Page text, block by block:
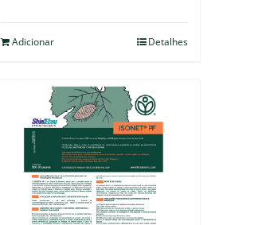
Adicionar Detalhes